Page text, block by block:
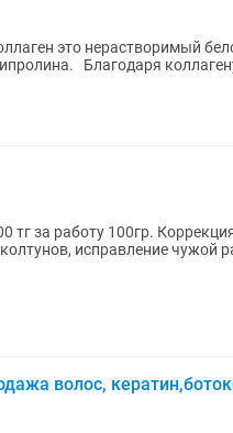
становятся прочными,
(снятие+наращивание)20000,
исправление чужой
волос,